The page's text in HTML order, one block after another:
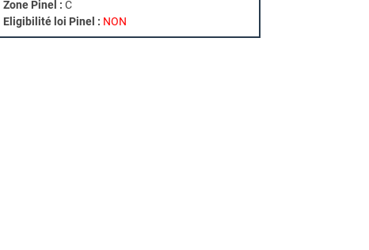
Zone Pinel : C
Eligibilité loi Pinel : NON